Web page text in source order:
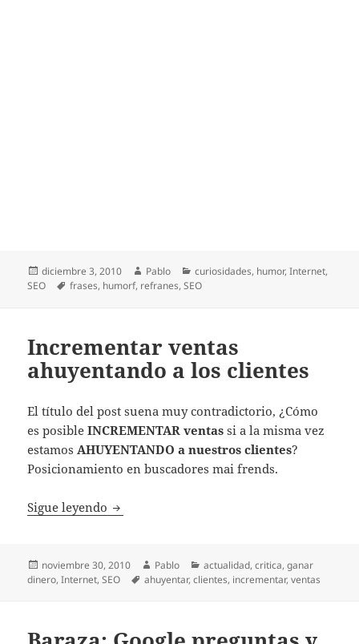
Publicado
el
diciembre 3, 2010 Autor
Pablo Categorías
curiosidades, humor,Internet,
SEO
Etiquetas
frases, humorf, refranes,SEO
Incrementar ventas
ahuyentando a los clientes
El título del post suena muy contradictorio, ¿Cómo
es posibleINCREMENTAR ventas si a la misma vez
estamos AHUYENTANDO a nuestros clientes?
Posicionamiento en buscadores mai frends.
Sigue leyendo Incrementar ventas ahuyentando a los
Publicado
el
noviembre 30, 2010 Autor
Pablo Categorías
actualidad,critica,ganar
dinero,Internet,SEO Etiquetas
ahuyentar,clientes, incrementar,ventas